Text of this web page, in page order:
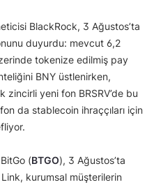
BlackRock, 3 Ağustos’ta
duyurdu: mevcut 6,2
tokenize edilmiş pay
BNY üstlenirken,
zincirli yeni fon BRSRV’de bu
da stablecoin ihraççıları için
(BTGO), 3 Ağustos’ta
kurumsal müşterilerin